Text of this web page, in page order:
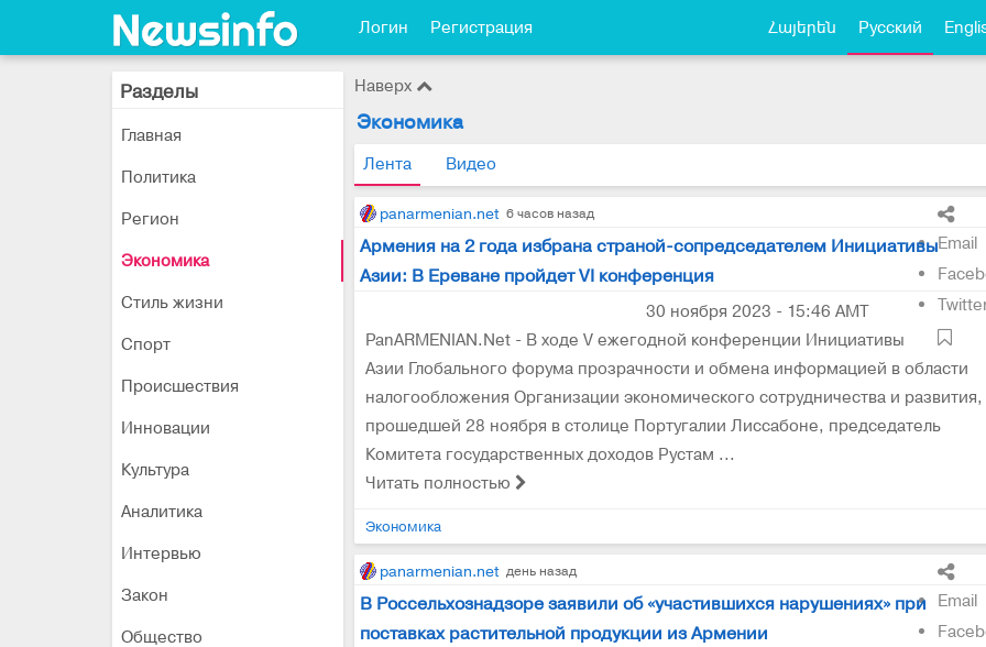
Логин Регистрация Հայերեն Русский
Разделы
Главная
Политика
Регион
Экономика
Стиль жизни
Спорт
Происшествия
Инновации
Культура
Аналитика
Интервью
Закон
Общество
Наверх
Экономика
Лента Видео
panarmenian.net 6 часов назад
Email
Армения на 2 года избрана страной-сопредседателем Инициативы
Азии: В Ереване пройдет VI конференция
30 ноября 2023 - 15:46 AMT
PanARMENIAN.Net - В ходе V ежегодной конференции Инициативы
Азии Глобального форума прозрачности и обмена информацией в области
налогообложения Организации экономического сотрудничества и развития,
прошедшей 28 ноября в столице Португалии Лиссабоне, председатель
Комитета государственных доходов Рустам ...
Читать полностью
Экономика
panarmenian.net день назад
Email
В Россельхознадзоре заявили об «участившихся нарушениях» при
поставках растительной продукции из Армении